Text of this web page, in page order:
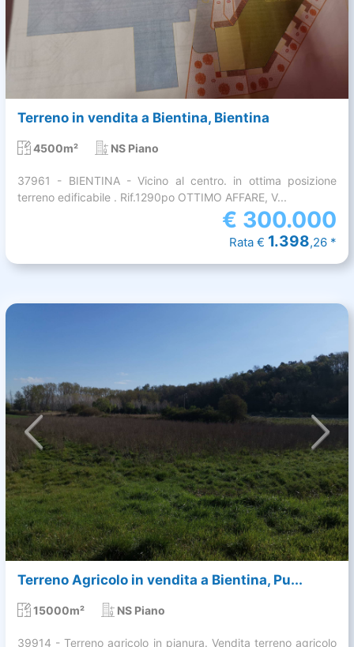
Terreno in vendita a Bientina, Bientina
4500m² NS Piano
37961 - BIENTINA - Vicino al centro. in ottima posizione
terreno edificabile . Rif.1290po OTTIMO AFFARE, V...
€ 300.000
Rata € 1.398,26 *
Terreno Agricolo in vendita a Bientina, Pu...
15000m² NS Piano
39914 - Terreno agricolo in pianura. Vendita terreno agricolo